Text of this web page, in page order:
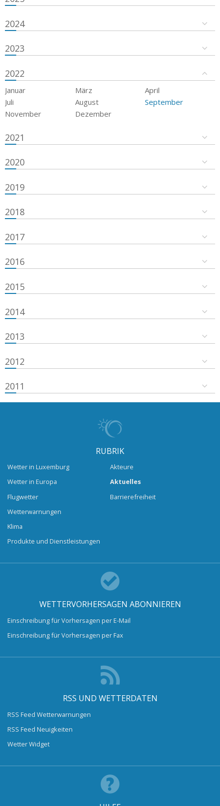
2024
2023
2022
Januar März
April
Juli
August
September
November
Dezember
2021
2020
2019
2018
2017
2016
2015
2014
2013
2012
2011
RUBRIK
Wetter in Luxemburg
Wetter in Europa
Flugwetter
Wetterwarnungen
Klima
Produkte und Dienstleistungen
Akteure
Aktuelles
Barrierefreiheit
WETTERVORHERSAGEN ABONNIEREN
Einschreibung für Vorhersagen per E-Mail
Einschreibung für Vorhersagen per Fax
RSS UND WETTERDATEN
RSS Feed Wetterwarnungen
RSS Feed Neuigkeiten
Wetter Widget